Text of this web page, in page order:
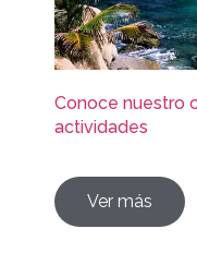
Conoce nuestro
actividades
Ver más